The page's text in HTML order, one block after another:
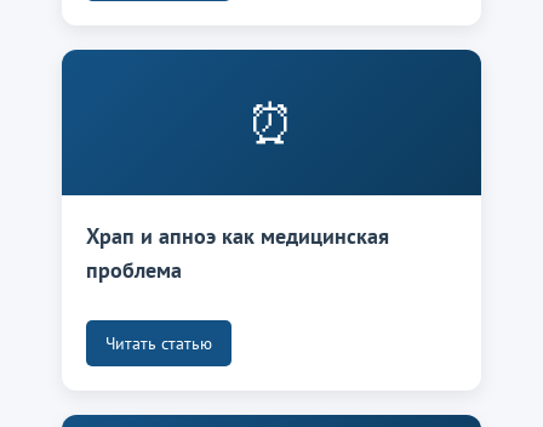
⏰
Храп и апноэ как медицинская
проблема
Читать статью